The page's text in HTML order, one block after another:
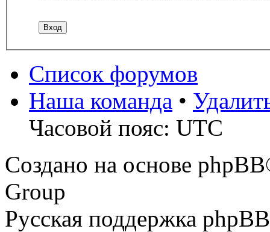
Список форумов
Наша команда •
Часовой пояс: UTC
Создано на основе
Group
Русская поддержка phpBB